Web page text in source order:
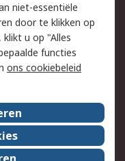
veiligheid
ons
bij RS
niet-essentiële
door te klikken op
u op "Alles
functies
ons cookiebeleid